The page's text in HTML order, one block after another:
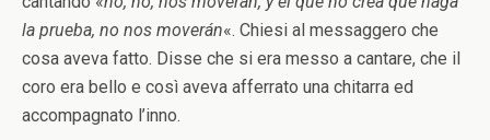
la prueba, no nos moverán«. Chiesi al messaggero che
cosa aveva fatto. Disse che si era messo a cantare, che il
coro era bello e così aveva afferrato una chitarra ed
accompagnato l’inno.